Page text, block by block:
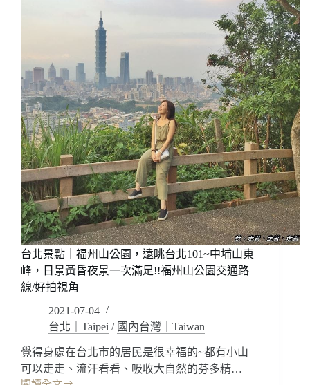
台北景點｜福州山公園，遠眺台北101~中埔山東
峰，日景黃昏夜景一次滿足!!福州山公園交通路
線/好拍視角
2021-07-04
台北｜Taipei / 國內台灣｜Taiwan
覺得身處在台北市的居民是很幸福的~都有小山
可以走走、流汗看看、吸收大自然的芬多精…